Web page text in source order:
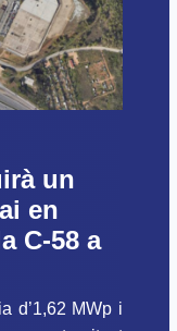
un
en
C-58 a
d’1,62 MWp i